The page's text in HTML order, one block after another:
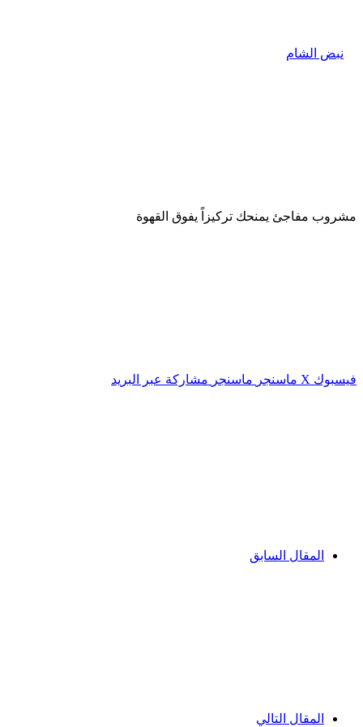
مشروب مفاجئ يمنحك تركيزاً يفوق القهوة
فيسبوك ‫X ماسنجر ماسنجر مشاركة عبر البريد
المقال السابق
المقال التالي